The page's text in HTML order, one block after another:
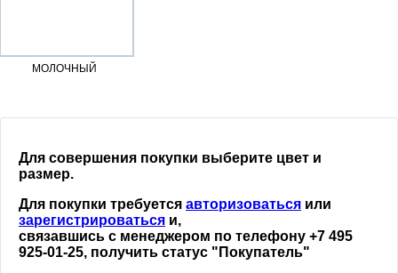
МОЛОЧНЫЙ
Для совершения покупки выберите цвет и
размер.
Для покупки требуется авторизоваться или
зарегистрироваться и,
связавшись с менеджером по телефону +7 495
925-01-25, получить статус "Покупатель"